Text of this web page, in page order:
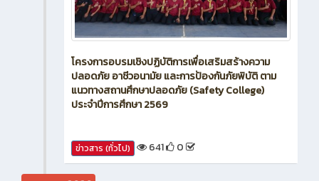
โครงการอบรมเชิงปฏิบัติการเพื่อเสริมสร้างความ
ปลอดภัย อาชีวอนามัย และการป้องกันภัยพิบัติ ตาม
แนวทางสถานศึกษาปลอดภัย (Safety College)
641 0